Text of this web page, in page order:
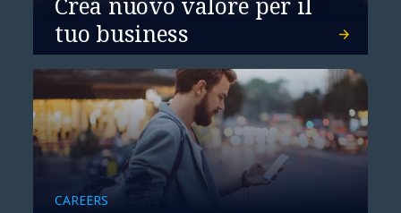
Costruire lo scudo digitale
dell’Europa: la corsa verso
tuo business
CAREERS